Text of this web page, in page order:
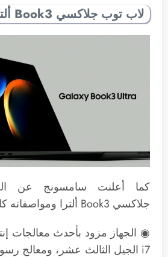
لاب توب جلاكسي Book3 ألترا
كما أعلنت سامسونج عن
جلاكسي Book3 ألترا ومواصفاته كالتالي: